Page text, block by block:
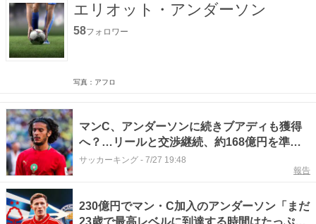
エリオット・アンダーソン
58フォロワー
写真：アフロ
マンC、アンダーソンに続きブアディも獲得
へ？…リールと交渉継続、約168億円を準備
か
サッカーキング - 7/27 19:48
報告
230億円でマン・C加入のアンダーソン「まだ
23歳で最高レベルに到達する時間はたっぷり